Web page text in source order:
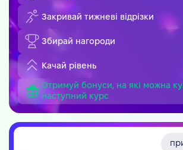
Закривай тижневі відрізки
Збирай нагороди
Качай рівень
Отримуй бонуси, на які можна
наступний курс